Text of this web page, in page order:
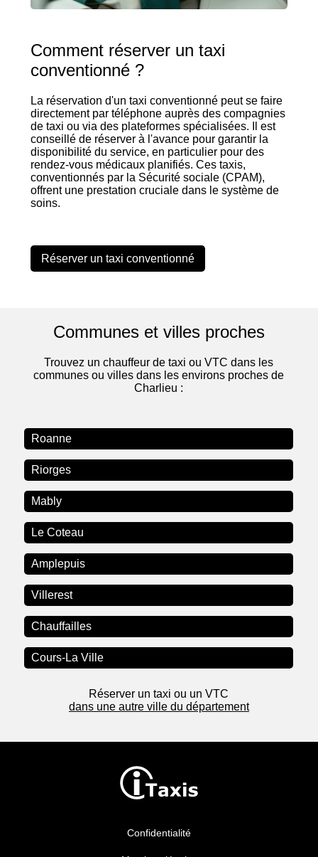
Comment réserver un taxi
conventionné ?
La réservation d'un taxi conventionné peut se faire
directement par téléphone auprès des compagnies
de taxi ou via des plateformes spécialisées. Il est
conseillé de réserver à l'avance pour garantir la
disponibilité du service, en particulier pour des
rendez-vous médicaux planifiés. Ces taxis,
conventionnés par la Sécurité sociale (CPAM),
offrent une prestation cruciale dans le système de
soins.
Réserver un taxi conventionné
Communes et villes proches
Trouvez un chauffeur de taxi ou VTC dans les
communes ou villes dans les environs proches de
Charlieu :
Roanne
Riorges
Mably
Le Coteau
Amplepuis
Villerest
Chauffailles
Cours-La Ville
Réserver un taxi ou un VTC
dans une autre ville du département
Confidentialité